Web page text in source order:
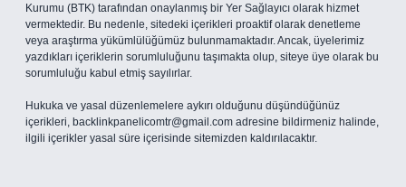
Kurumu (BTK) tarafından onaylanmış bir Yer Sağlayıcı olarak hizmet
vermektedir. Bu nedenle, sitedeki içerikleri proaktif olarak denetleme
veya araştırma yükümlülüğümüz bulunmamaktadır. Ancak, üyelerimiz
yazdıkları içeriklerin sorumluluğunu taşımakta olup, siteye üye olarak bu
sorumluluğu kabul etmiş sayılırlar.
Hukuka ve yasal düzenlemelere aykırı olduğunu düşündüğünüz
içerikleri, backlinkpanelicomtr@gmail.com adresine bildirmeniz halinde,
ilgili içerikler yasal süre içerisinde sitemizden kaldırılacaktır.